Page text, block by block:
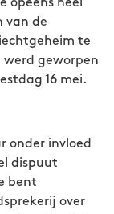
opeens heel
van de
te
werd geworpen
16 mei.
onder invloed
dispuut
bent
over